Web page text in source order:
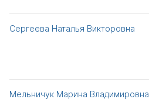
Сергеева Наталья Викторовна
Мельничук Марина Владимировна